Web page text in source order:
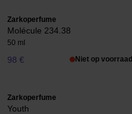
Zarkoperfume
Molécule 234.38
50 ml
98 € Niet op voorraad
Zarkoperfume
Youth